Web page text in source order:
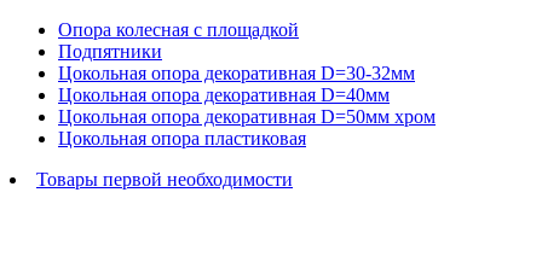
Опора колесная с площадкой
Подпятники
Цокольная опора декоративная D=30-32мм
Цокольная опора декоративная D=40мм
Цокольная опора декоративная D=50мм хром
Цокольная опора пластиковая
Товары первой необходимости